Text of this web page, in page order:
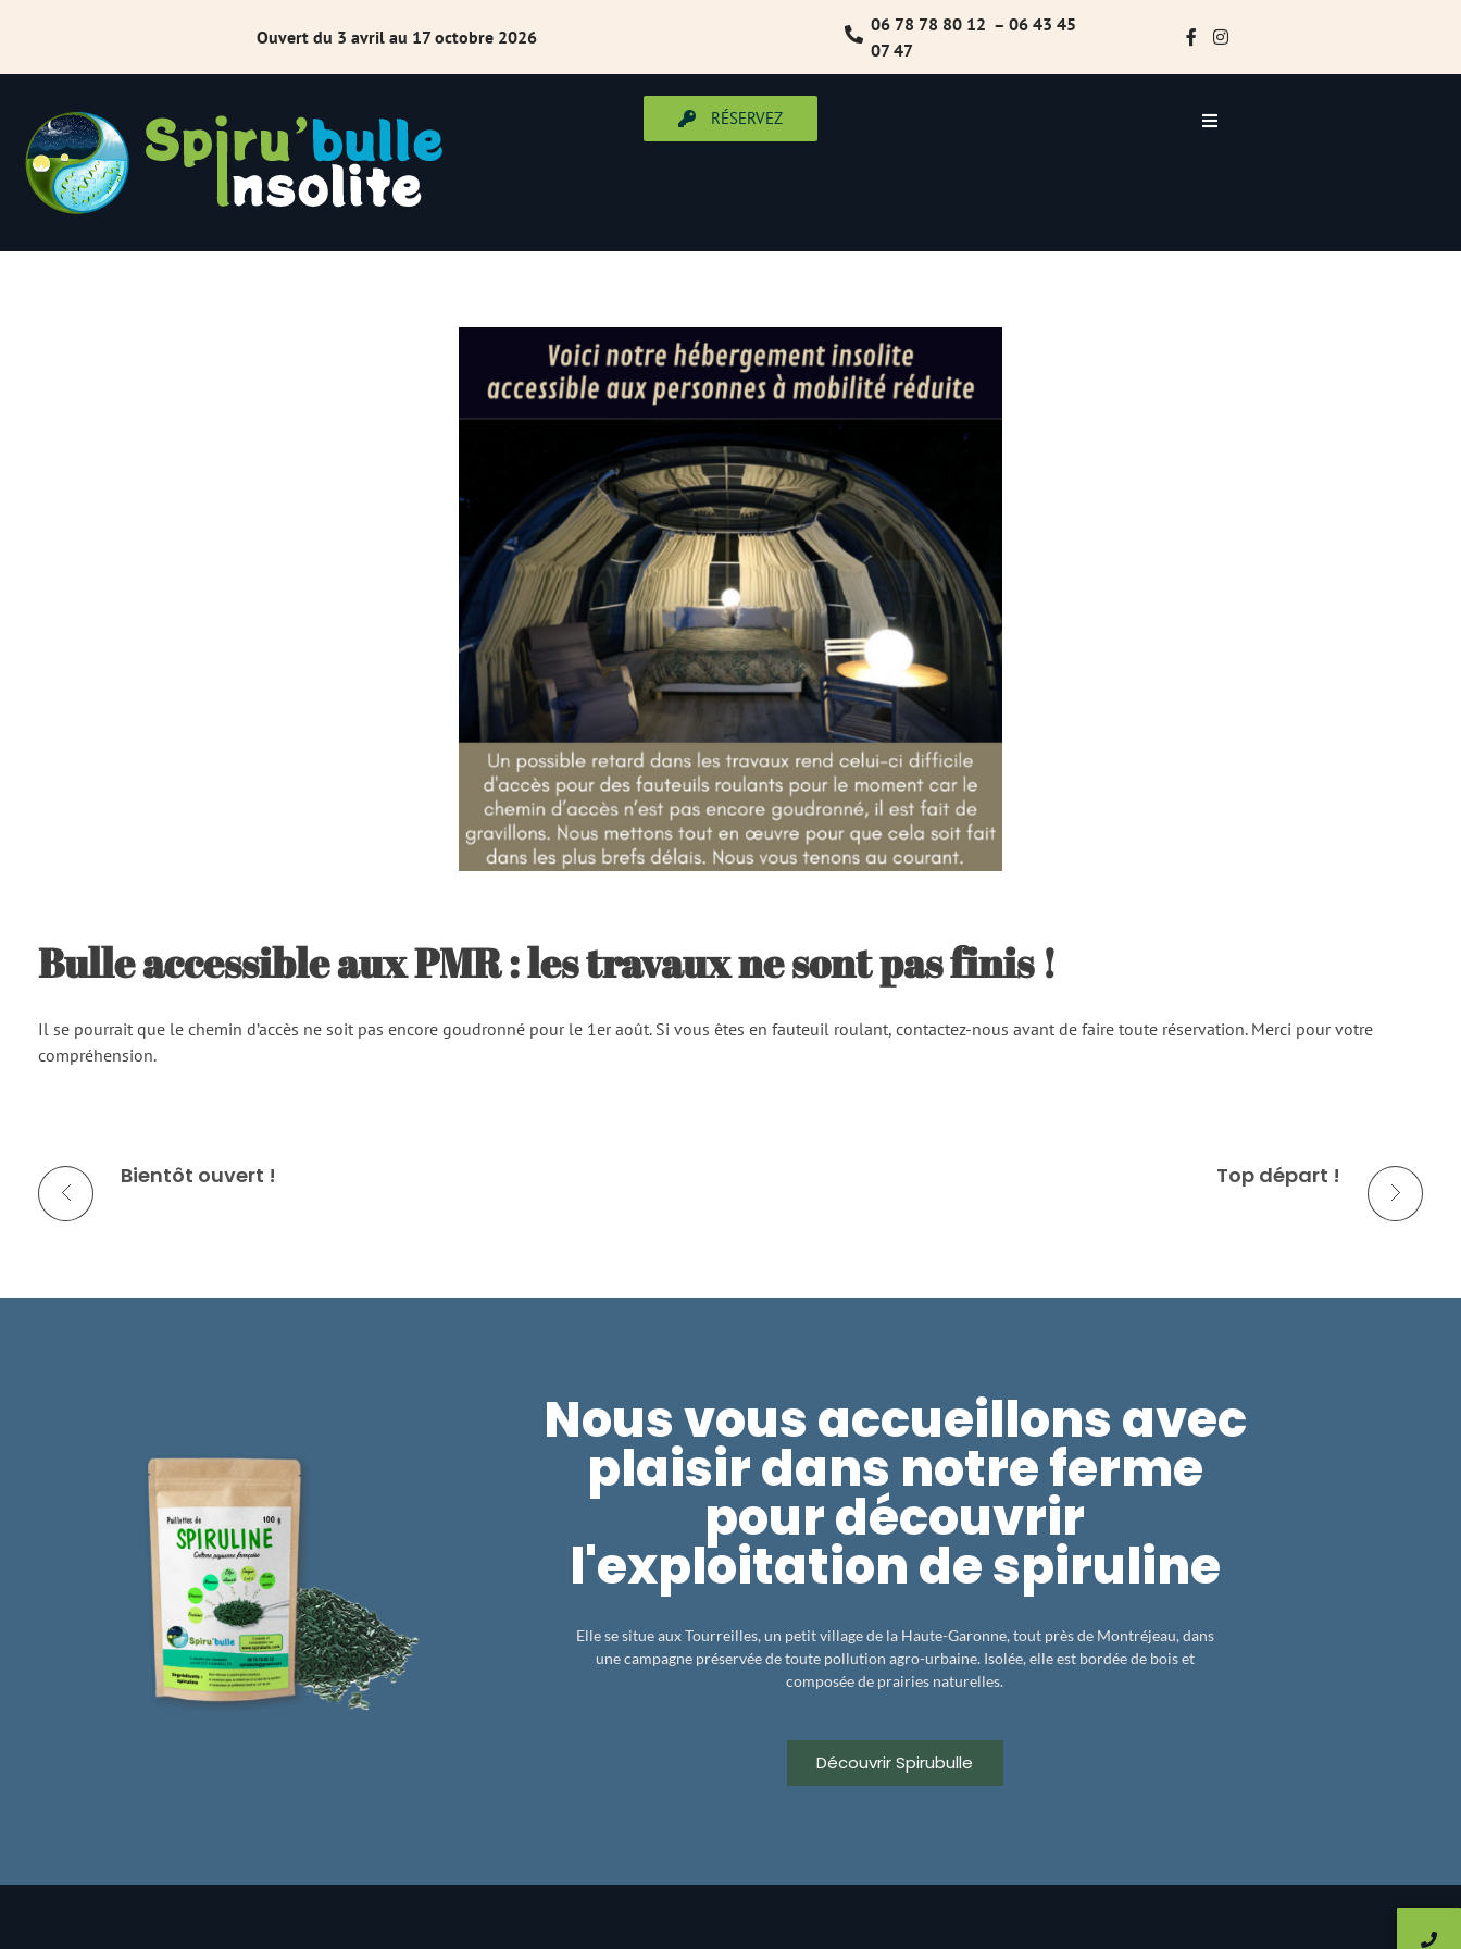
Ouvert du 3 avril au 17 octobre 2026
06 78 78 80 12 – 06 43 45
07 47
RÉSERVEZ
Bulle accessible aux PMR : les travaux ne sont pas finis !
Il se pourrait que le chemin d’accès ne soit pas encore goudronné pour le 1er août. Si vous êtes en fauteuil roulant, contactez-nous avant de faire toute réservation. Merci pour votre
compréhension.
Bientôt ouvert ! Top départ !
Nous vous accueillons avec
plaisir dans notre ferme
pour découvrir
l'exploitation de spiruline
Elle se situe aux Tourreilles, un petit village de la Haute-Garonne, tout près de Montréjeau, dans
une campagne préservée de toute pollution agro-urbaine. Isolée, elle est bordée de bois et
composée de prairies naturelles.
Découvrir Spirubulle